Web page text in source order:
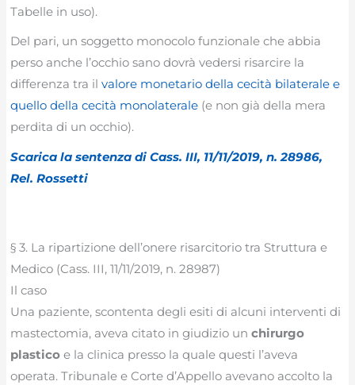
Tabelle in uso).
Del pari, un soggetto monocolo funzionale che abbia
perso anche l’occhio sano dovrà vedersi risarcire la
differenza tra ilvalore monetario della cecità bilaterale e
quello della cecità monolaterale (e non già della mera
perdita di un occhio).
Scarica la sentenza di Cass. III, 11/11/2019, n. 28986,
Rel. Rossetti
§ 3. La ripartizione dell’onere risarcitorio tra Struttura e
Medico (Cass. III, 11/11/2019, n. 28987)
Il caso
Una paziente, scontenta degli esiti di alcuni interventi di
mastectomia, aveva citato in giudizio unchirurgo
plastico e la clinica presso la quale questi l’aveva
operata. Tribunale e Corte d’Appello avevano accolto la